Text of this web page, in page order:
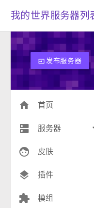
我的世界服务器列
input发布服务器
home 首页
dns 服务器
生存(263)
创造(10)
face 皮肤
layers 插件
extension 模组